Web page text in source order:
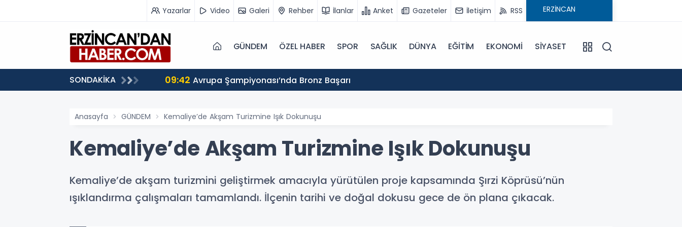
Yazarlar Video Galeri Rehber İlanlar Anket Gazeteler İletişim RSS
GÜNDEM ÖZEL HABER SPOR SAĞLIK DÜNYA EĞİTİM EKONOMİ SİYASET
SONDAKİKA 09:42 Avrupa Şampiyonası’nda Bronz Başarı
Anasayfa GÜNDEM Kemaliye’de Akşam Turizmine Işık Dokunuşu
Kemaliye’de Akşam Turizmine Işık Dokunuşu
Kemaliye’de akşam turizmini geliştirmek amacıyla yürütülen proje kapsamında Şırzi Köprüsü’nün
ışıklandırma çalışmaları tamamlandı. İlçenin tarihi ve doğal dokusu gece de ön plana çıkacak.